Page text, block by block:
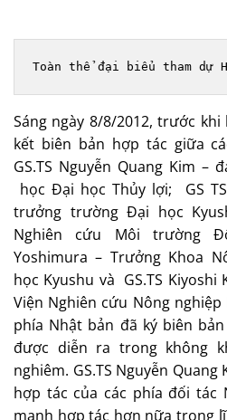
Toàn thể đại biểu tham dự
Sáng ngày 8/8/2012, trước
kết biên bản hợp tác giữa
GS.TS Nguyễn Quang Kim
học Đại học Thủy lợi; GS
trưởng trường Đại học
Nghiên cứu Môi trường
Yoshimura – Trưởng Khoa
học Kyushu và GS.TS Kiyoshi
Viện Nghiên cứu Nông
phía Nhật bản đã ký biên
được diễn ra trong không
nghiêm. GS.TS Nguyễn
hợp tác của các phía đối tác
mạnh hợp tác hơn nữa trong